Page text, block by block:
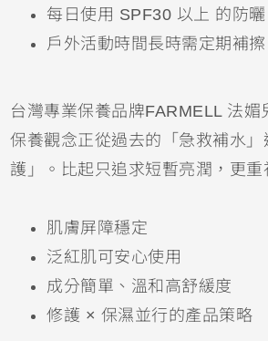
每日使用 SPF30 以上 的防曬
戶外活動時間長時需定期補擦
台灣專業保養品牌FARMELL 法媚
保養觀念正從過去的「急救補水
護」。比起只追求短暫亮潤，更重
肌膚屏障穩定
泛紅肌可安心使用
成分簡單、溫和高舒緩度
修護 × 保濕並行的產品策略